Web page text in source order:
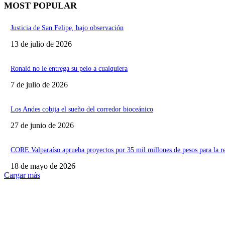
MOST POPULAR
Justicia de San Felipe, bajo observación
13 de julio de 2026
Ronald no le entrega su pelo a cualquiera
7 de julio de 2026
Los Andes cobija el sueño del corredor bioceánico
27 de junio de 2026
CORE Valparaíso aprueba proyectos por 35 mil millones de pesos para la
18 de mayo de 2026
Cargar más